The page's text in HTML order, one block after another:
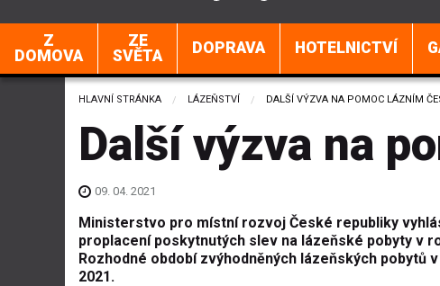
Z
DOMOVA
ZE
SVĚTA
DOPRAVA HOTELNICTVÍ
HLAVNÍ STRÁNKA LÁZEŇSTVÍ CURRENT:
DALŠÍ VÝZVA NA POMOC LÁZNÍM
Další výzva na
09. 04. 2021
Ministerstvo pro místní rozvoj České republiky
proplacení poskytnutých slev na lázeňské pobyty v
Rozhodné období zvýhodněných lázeňských pobytů
2021.